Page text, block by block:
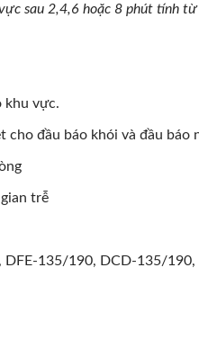
sau 2,4,6 hoặc 8 phút tính từ
khu vực.
cho đầu báo khói và đầu báo
trễ
DFE-135/190, DCD-135/